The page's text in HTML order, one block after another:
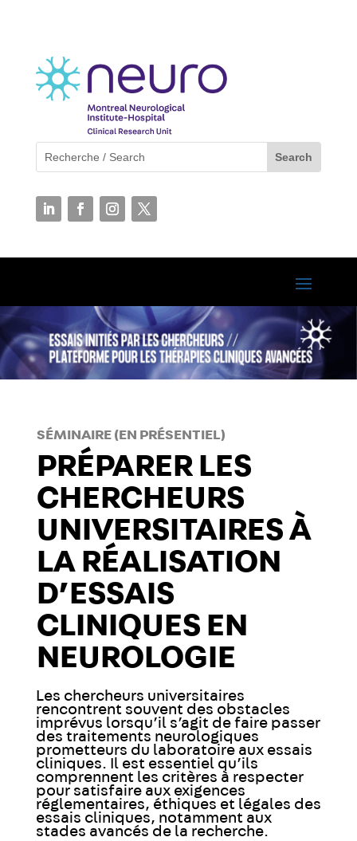
SÉMINAIRE (EN PRÉSENTIEL)
PRÉPARER LES
CHERCHEURS
UNIVERSITAIRES À
LA RÉALISATION
D’ESSAIS
CLINIQUES EN
NEUROLOGIE
Les chercheurs universitaires
rencontrent souvent des obstacles
imprévus lorsqu’il s’agit de faire passer
des traitements neurologiques
prometteurs du laboratoire aux essais
cliniques. Il est essentiel qu’ils
comprennent les critères à respecter
pour satisfaire aux exigences
réglementaires, éthiques et légales des
essais cliniques, notamment aux
stades avancés de la recherche.